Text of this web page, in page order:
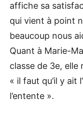
affiche sa
qui vient à point
beaucoup nous
Quant à Marie-
classe de 3e,
« il faut qu’il y ait
l’entente ».